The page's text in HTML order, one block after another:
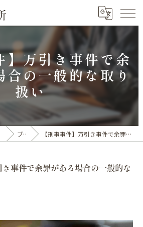
】万引き事件で余
合の一般的な取り
扱い
ブログ 【刑事事件】万引き事件で余罪がある場合の一般的な取り扱い
き事件で余罪がある場合の一般的な